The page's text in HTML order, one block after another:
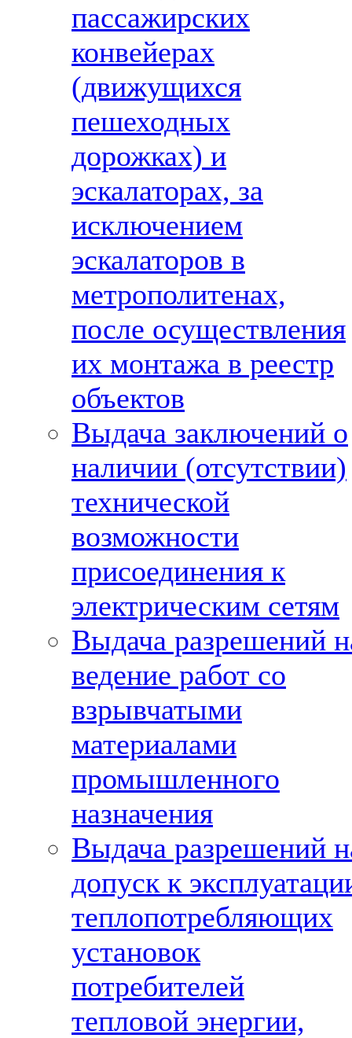
пассажирских
конвейерах
(движущихся
пешеходных
дорожках) и
эскалаторах, за
исключением
эскалаторов в
метрополитенах,
после осуществления
их монтажа в реестр
объектов
Выдача заключений о
наличии (отсутствии)
технической
возможности
присоединения к
электрическим сетям
Выдача разрешений
ведение работ со
взрывчатыми
материалами
промышленного
назначения
Выдача разрешений
допуск к
теплопотребляющих
установок
потребителей
тепловой энергии,